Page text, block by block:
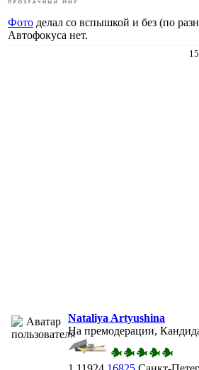
Фото делал со вспышкой и без (по
Автофокуса нет.
Nataliya Artyushina
На премодерации,